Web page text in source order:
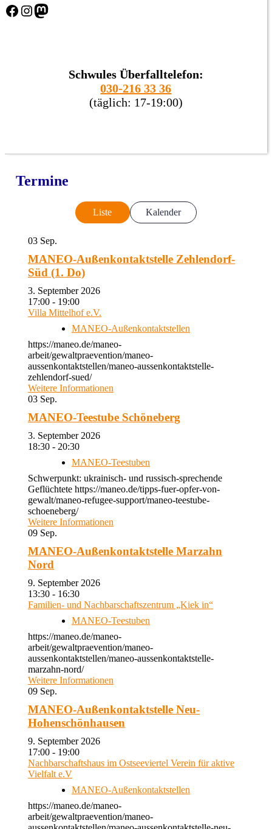
Facebook Instagram Mastodon
Schwules Überfalltelefon:
030-216 33 36
(täglich: 17-19:00)
Termine
Liste Kalender
03 Sep.
MANEO-Außenkontaktstelle Zehlendorf-
Süd (1. Do)
3. September 2026
17:00 - 19:00
Villa Mittelhof e.V.
MANEO-Außenkontaktstellen
https://maneo.de/maneo-
arbeit/gewaltpraevention/maneo-
aussenkontaktstellen/maneo-aussenkontaktstelle-
zehlendorf-sued/
Weitere Informationen
03 Sep.
MANEO-Teestube Schöneberg
3. September 2026
18:30 - 20:30
MANEO-Teestuben
Schwerpunkt: ukrainisch- und russisch-sprechende
Geflüchtete https://maneo.de/tipps-fuer-opfer-von-
gewalt/maneo-refugee-support/maneo-teestube-
schoeneberg/
Weitere Informationen
09 Sep.
MANEO-Außenkontaktstelle Marzahn
Nord
9. September 2026
13:30 - 16:30
Familien- und Nachbarschaftszentrum „Kiek in“
MANEO-Teestuben
https://maneo.de/maneo-
arbeit/gewaltpraevention/maneo-
aussenkontaktstellen/maneo-aussenkontaktstelle-
marzahn-nord/
Weitere Informationen
09 Sep.
MANEO-Außenkontaktstelle Neu-
Hohenschönhausen
9. September 2026
17:00 - 19:00
Nachbarschaftshaus im Ostseeviertel Verein für aktive
Vielfalt e.V
MANEO-Außenkontaktstellen
https://maneo.de/maneo-
arbeit/gewaltpraevention/maneo-